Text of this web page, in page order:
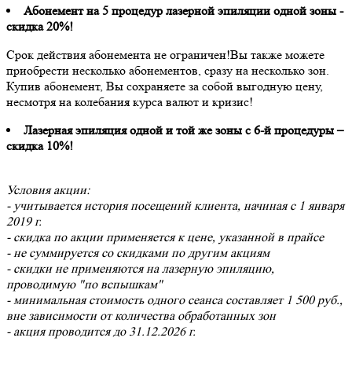
Абонемент на 5 процедур лазерной эпиляции одной зоны -
скидка 20%!
Срок действия абонемента не ограничен!Вы также можете
приобрести несколько абонементов, сразу на несколько зон.
Купив абонемент, Вы сохраняете за собой выгодную цену,
несмотря на колебания курса валют и кризис!
Лазерная эпиляция одной и той же зоны с 6-й процедуры –
скидка 10%!
Условия акции:
- учитывается история посещений клиента, начиная с 1 января
2019 г.
- скидка по акции применяется к цене, указанной в прайсе
- не суммируется со скидками по другим акциям
- скидки не применяются на лазерную эпиляцию,
проводимую "по вспышкам"
- минимальная стоимость одного сеанса составляет 1 500 руб.,
вне зависимости от количества обработанных зон
- акция проводится до 31.12.2026 г.